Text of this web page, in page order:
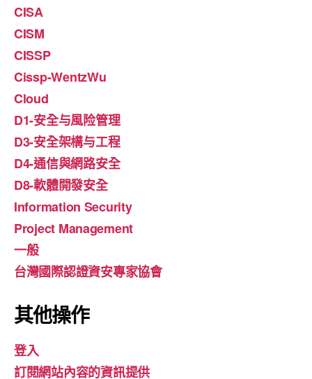
CISA
CISM
CISSP
Cissp-WentzWu
Cloud
D1-安全与風险管理
D3-安全架構与工程
D4-通信與網路安全
D8-軟體開發安全
Information Security
Project Management
一般
台灣國際認證資安專家協會
其他操作
登入
訂閱網站內容的資訊提供